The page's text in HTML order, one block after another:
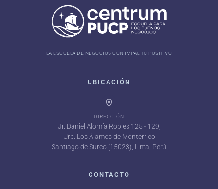
LA ESCUELA DE NEGOCIOS CON IMPACTO POSITIVO
UBICACIÓN
DIRECCIÓN
Jr. Daniel Alomía Robles 125 - 129,
Urb. Los Álamos de Monterrico
Santiago de Surco (15023), Lima, Perú
CONTACTO